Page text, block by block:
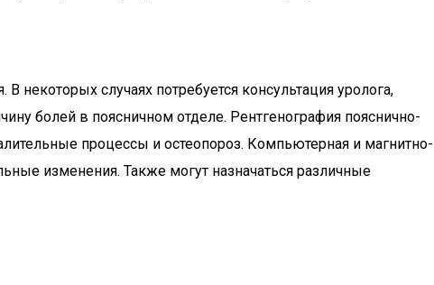
случаях потребуется консультация уролога,
болей в поясничном отделе. Рентгенография пояснично-
процессы и остеопороз. Компьютерная и магнитно-
изменения. Также могут назначаться различные